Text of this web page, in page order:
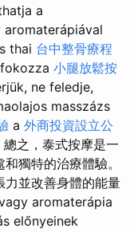
a
thai 台中整骨療程
小腿放鬆按
ne feledje,
masszázs
a 外商投資設立公
之，泰式按摩是一
獨特的治療體驗。
力並改善身體的能量
aromaterápia
előnyeinek